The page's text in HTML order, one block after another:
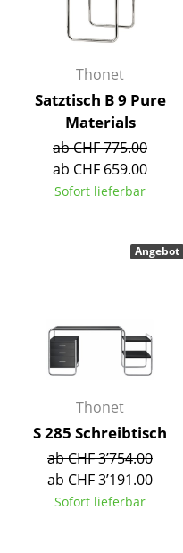
Bodenleuchten
Outdoor-Leuchten
Akkuleuchten
... alle Leuchten
Doppelbetten
Kinderbetten
... alle Betten
Accessoires
Uhren
Thonet
Satztisch B 9 Pure
Materials
ab CHF 775.00
ab CHF 659.00
Sofort lieferbar
Thonet
S 285 Schreibtisch
ab CHF 3’754.00
ab CHF 3’191.00
Sofort lieferbar
Angebot